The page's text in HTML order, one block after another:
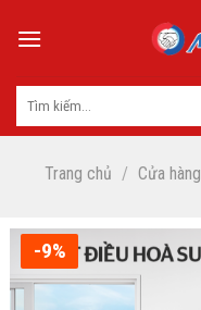
Trang chủ / Cửa hàng
-9%